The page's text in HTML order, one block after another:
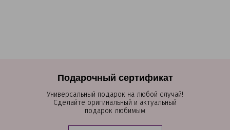
Подарочный сертификат
Универсальный подарок на любой случай!
Сделайте оригинальный и актуальный
подарок любимым